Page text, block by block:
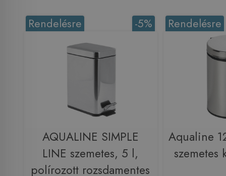
-5%
Rendelésre
AQUALINE SIMPLE
LINE szemetes, 5 l,
polírozott rozsdamentes
Rendelésre
Aqualine
szemetes